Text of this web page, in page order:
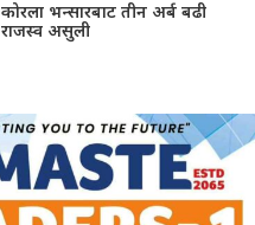
कोरला भन्सारबाट तीन अर्ब बढी
राजस्व असुली